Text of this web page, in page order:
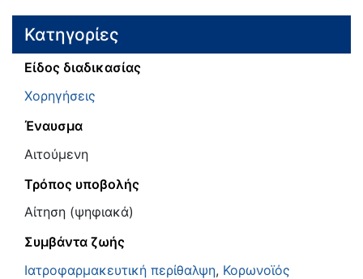
Κατηγορίες
Είδος διαδικασίας
Χορηγήσεις
Έναυσμα
Αιτούμενη
Τρόπος υποβολής
Αίτηση (ψηφιακά)
Συμβάντα ζωής
Ιατροφαρμακευτική περίθαλψη, Κορωνοϊός